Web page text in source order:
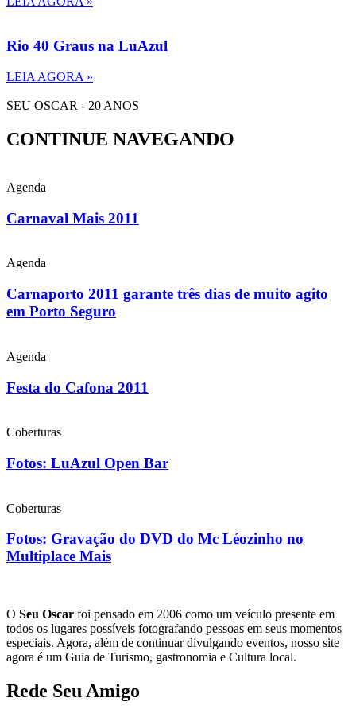
Rio 40 Graus na LuAzul
LEIA AGORA »
SEU OSCAR - 20 ANOS
CONTINUE NAVEGANDO
Agenda
Carnaval Mais 2011
Agenda
Carnaporto 2011 garante três dias de muito agito
em Porto Seguro
Agenda
Festa do Cafona 2011
Coberturas
Fotos: LuAzul Open Bar
Coberturas
Fotos: Gravação do DVD do Mc Léozinho no
Multiplace Mais
O Seu Oscar foi pensado em 2006 como um veículo presente em
todos os lugares possíveis fotografando pessoas em seus momentos
especiais. Agora, além de continuar divulgando eventos, nosso site
agora é um Guia de Turismo, gastronomia e Cultura local.
Rede Seu Amigo